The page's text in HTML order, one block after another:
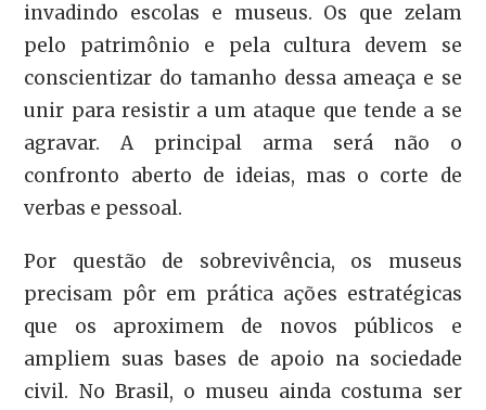
invadindo escolas e museus. Os que zelam
pelo patrimônio e pela cultura devem se
conscientizar do tamanho dessa ameaça e se
unir para resistir a um ataque que tende a se
agravar. A principal arma será não o
confronto aberto de ideias, mas o corte de
verbas e pessoal.
Por questão de sobrevivência, os museus
precisam pôr em prática ações estratégicas
que os aproximem de novos públicos e
ampliem suas bases de apoio na sociedade
civil. No Brasil, o museu ainda costuma ser